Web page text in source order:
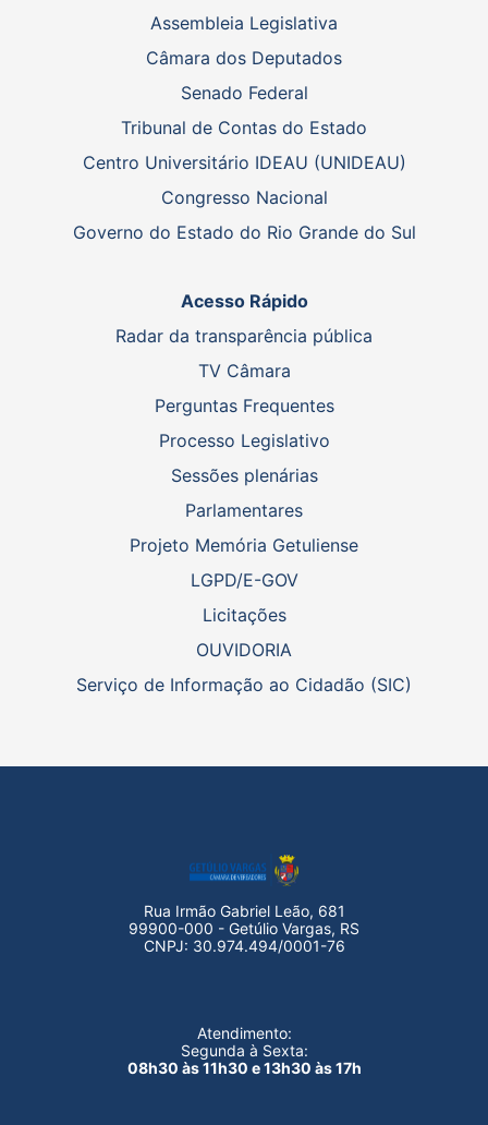
Assembleia Legislativa
Câmara dos Deputados
Senado Federal
Tribunal de Contas do Estado
Centro Universitário IDEAU (UNIDEAU)
Congresso Nacional
Governo do Estado do Rio Grande do Sul
Acesso Rápido
Radar da transparência pública
TV Câmara
Perguntas Frequentes
Processo Legislativo
Sessões plenárias
Parlamentares
Projeto Memória Getuliense
LGPD/E-GOV
Licitações
OUVIDORIA
Serviço de Informação ao Cidadão (SIC)
Rua Irmão Gabriel Leão, 681
99900-000 - Getúlio Vargas, RS
CNPJ: 30.974.494/0001-76
Atendimento:
Segunda à Sexta:
08h30 às 11h30 e 13h30 às 17h